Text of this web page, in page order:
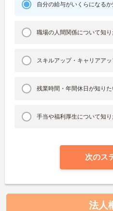
自分の給与がいくらになる
職場の人間関係について知
スキルアップ・キャリアア
残業時間・年間休日が知り
手当や福利厚生について知
次のス
法人